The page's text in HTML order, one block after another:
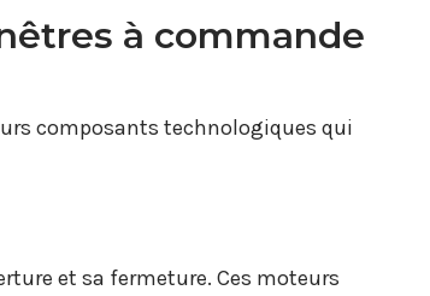
à commande
composants technologiques qui
et sa fermeture. Ces moteurs